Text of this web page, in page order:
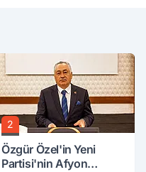
2
Özgür Özel'in Yeni
Partisi'nin Afyon